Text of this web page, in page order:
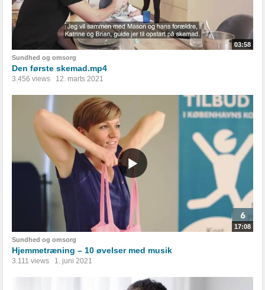
03:58
Sundhed og omsorg
Den første skemad.mp4
3.456 views 12. marts 2021
17:08
Sundhed og omsorg
Hjemmetræning – 10 øvelser med musik
3.111 views 1. juni 2021